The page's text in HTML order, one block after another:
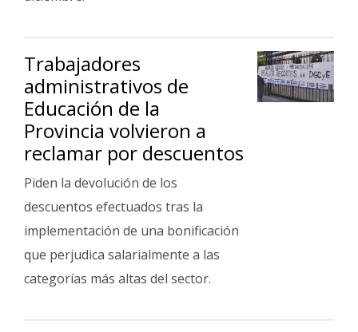
Trabajadores
administrativos de
Educación de la
Provincia volvieron a
reclamar por descuentos
Piden la devolución de los
descuentos efectuados tras la
implementación de una bonificación
que perjudica salarialmente a las
categorías más altas del sector.